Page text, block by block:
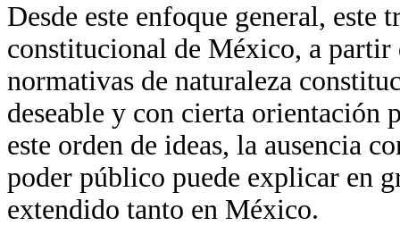
Desde este enfoque general, este
constitucional de México, a partir
normativas de naturaleza
deseable y con cierta orientación
este orden de ideas, la ausencia
poder público puede explicar en
extendido tanto en México.